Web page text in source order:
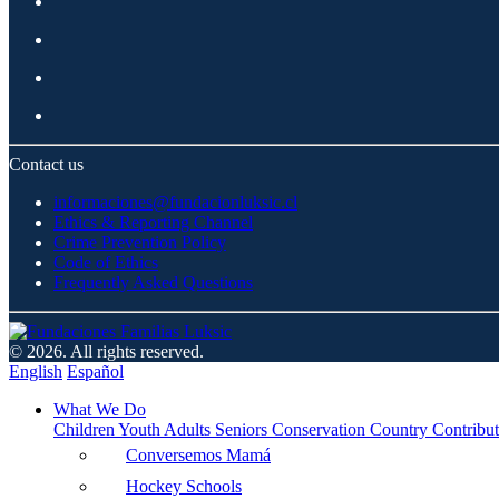
Contact us
informaciones@fundacionluksic.cl
Ethics & Reporting Channel
Crime Prevention Policy
Code of Ethics
Frequently Asked Questions
© 2026. All rights reserved.
English Español
What We Do
Children Youth Adults Seniors Conservation Country
Conversemos Mamá
Hockey Schools